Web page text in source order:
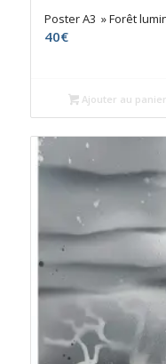
Poster A3 » Forêt
40€
Ajouter au panier